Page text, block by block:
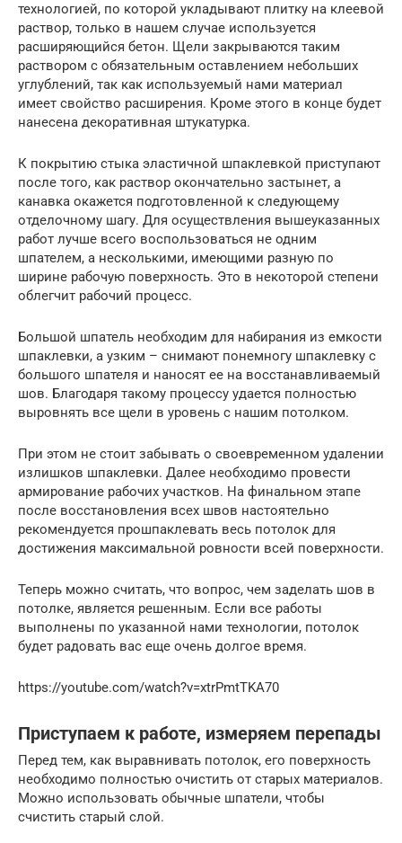
технологией, по которой укладывают плитку на клеевой
раствор, только в нашем случае используется
расширяющийся бетон. Щели закрываются таким
раствором с обязательным оставлением небольших
углублений, так как используемый нами материал
имеет свойство расширения. Кроме этого в конце будет
нанесена декоративная штукатурка.
К покрытию стыка эластичной шпаклевкой приступают
после того, как раствор окончательно застынет, а
канавка окажется подготовленной к следующему
отделочному шагу. Для осуществления вышеуказанных
работ лучше всего воспользоваться не одним
шпателем, а несколькими, имеющими разную по
ширине рабочую поверхность. Это в некоторой степени
облегчит рабочий процесс.
Большой шпатель необходим для набирания из емкости
шпаклевки, а узким – снимают понемногу шпаклевку с
большого шпателя и наносят ее на восстанавливаемый
шов. Благодаря такому процессу удается полностью
выровнять все щели в уровень с нашим потолком.
При этом не стоит забывать о своевременном удалении
излишков шпаклевки. Далее необходимо провести
армирование рабочих участков. На финальном этапе
после восстановления всех швов настоятельно
рекомендуется прошпаклевать весь потолок для
достижения максимальной ровности всей поверхности.
Теперь можно считать, что вопрос, чем заделать шов в
потолке, является решенным. Если все работы
выполнены по указанной нами технологии, потолок
будет радовать вас еще очень долгое время.
https://youtube.com/watch?v=xtrPmtTKA70
Приступаем к работе, измеряем перепады
Перед тем, как выравнивать потолок, его поверхность
необходимо полностью очистить от старых материалов.
Можно использовать обычные шпатели, чтобы
счистить старый слой.